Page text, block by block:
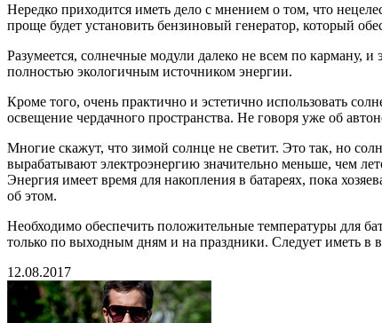
Нередко приходится иметь дело с мнением о том, что
проще будет установить бензиновый генератор, который
Разумеется, солнечные модули далеко не всем по карману,
полностью экологичным источником энергии.
Кроме того, очень практично и эстетично использовать
освещение чердачного пространства. Не говоря уже об
Многие скажут, что зимой солнце не светит. Это так, но
вырабатывают электроэнергию значительно меньше, чем
Энергия имеет время для накопления в батареях, пока
об этом.
Необходимо обеспечить положительные температуры для
только по выходным дням и на праздники. Следует иметь в
12.08.2017